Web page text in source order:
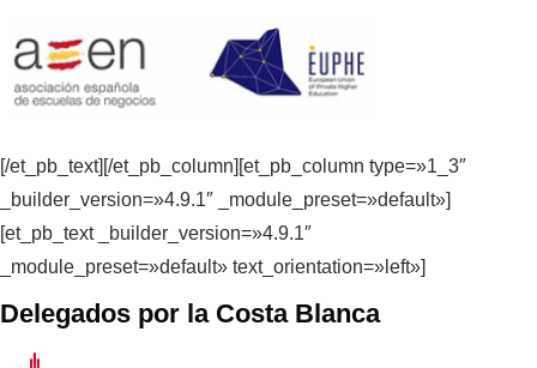
[/et_pb_text][/et_pb_column][et_pb_column type=»1_3″
_builder_version=»4.9.1″ _module_preset=»default»]
[et_pb_text _builder_version=»4.9.1″
_module_preset=»default» text_orientation=»left»]
Delegados por la Costa Blanca